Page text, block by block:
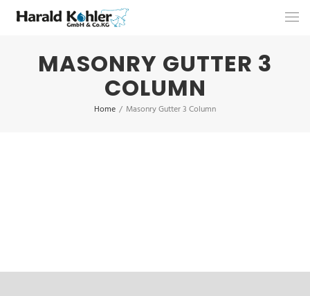
MASONRY GUTTER 3
COLUMN
Home / Masonry Gutter 3 Column